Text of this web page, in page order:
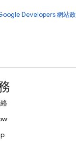
Developers 網站政